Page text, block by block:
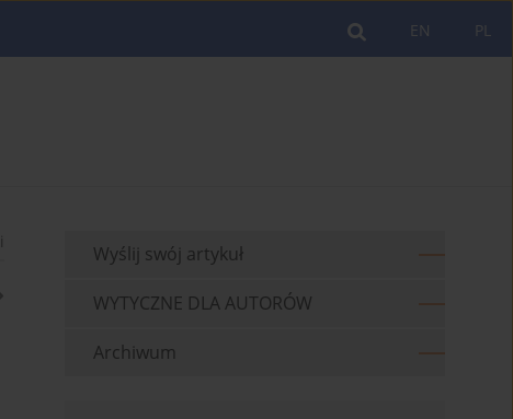
PL
EN
Wyślij swój artykuł
WYTYCZNE DLA AUTORÓW
Archiwum